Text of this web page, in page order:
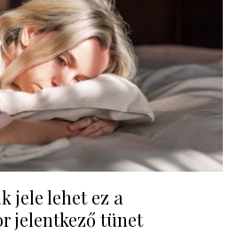
jele lehet ez a
jelentkező tünet